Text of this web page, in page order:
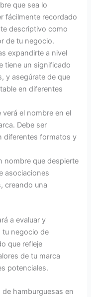
que sea lo
fácilmente recordado
descriptivo como
de tu negocio.
expandirte a nivel
tiene un significado
y asegúrate de que
en diferentes
verá el nombre en el
Debe ser
diferentes formatos y
nombre que despierte
asociaciones
creando una
a evaluar y
tu negocio de
que refleje
de tu marca
potenciales.
hamburguesas en